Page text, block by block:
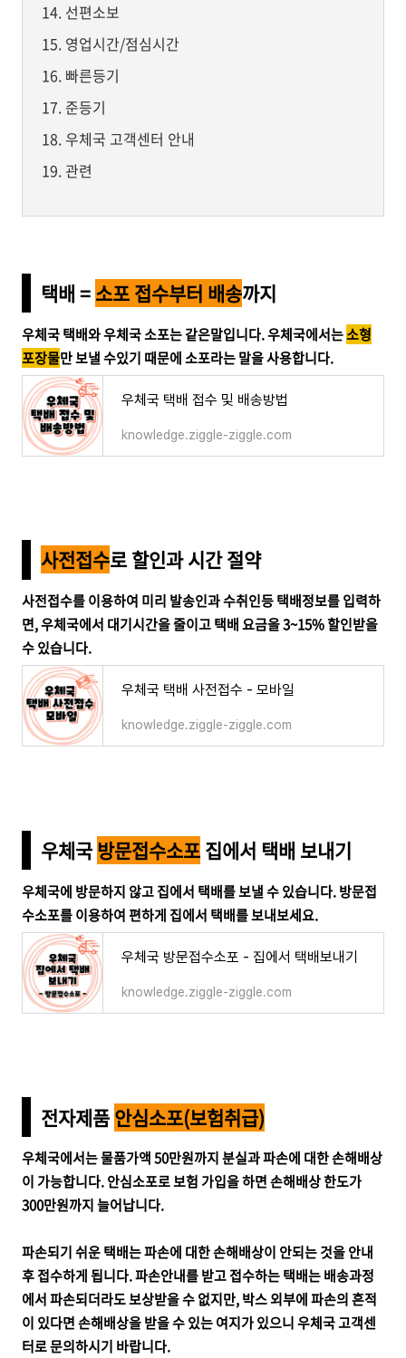
선편소보
영업시간/점심시간
빠른등기
준등기
우체국 고객센터 안내
관련
택배 =소포 접수부터 배송까지
우체국 택배와 우체국 소포는 같은말입니다. 우체국에서는소형
포장물만 보낼 수있기 때문에 소포라는 말을 사용합니다.
우체국 택배 접수 및 배송방법
knowledge.ziggle-ziggle.com
사전접수로 할인과 시간 절약
사전접수를 이용하여 미리 발송인과 수취인등 택배정보를 입력하
면, 우체국에서 대기시간을 줄이고 택배 요금을 3~15% 할인받을
수 있습니다.
우체국 택배 사전접수 - 모바일
knowledge.ziggle-ziggle.com
우체국방문접수소포집에서 택배 보내기
우체국에 방문하지 않고 집에서 택배를 보낼 수 있습니다. 방문접
수소포를 이용하여 편하게 집에서 택배를 보내보세요.
우체국 방문접수소포 - 집에서 택배보내기
knowledge.ziggle-ziggle.com
전자제품안심소포(보험취급)
우체국에서는 물품가액 50만원까지 분실과 파손에 대한 손해배상
이 가능합니다. 안심소포로 보험 가입을 하면 손해배상 한도가
300만원까지 늘어납니다.
파손되기 쉬운 택배는 파손에 대한 손해배상이 안되는 것을 안내
후 접수하게 됩니다. 파손안내를 받고 접수하는 택배는 배송과정
에서 파손되더라도 보상받을 수 없지만, 박스 외부에 파손의 흔적
이 있다면 손해배상을 받을 수 있는 여지가 있으니 우체국 고객센
터로 문의하시기 바랍니다.